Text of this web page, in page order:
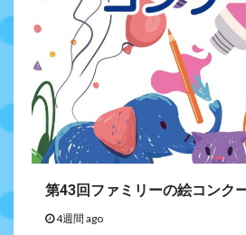
第43回ファミリーの絵コンク
4週間 ago